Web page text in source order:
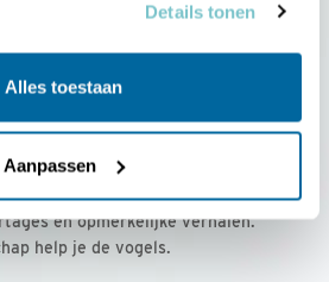
Details tonen
Alles toestaan
Aanpassenvoor € 36,00 per jaar
voor onze leden, met
en opmerkelijke verhalen.
help je de vogels.